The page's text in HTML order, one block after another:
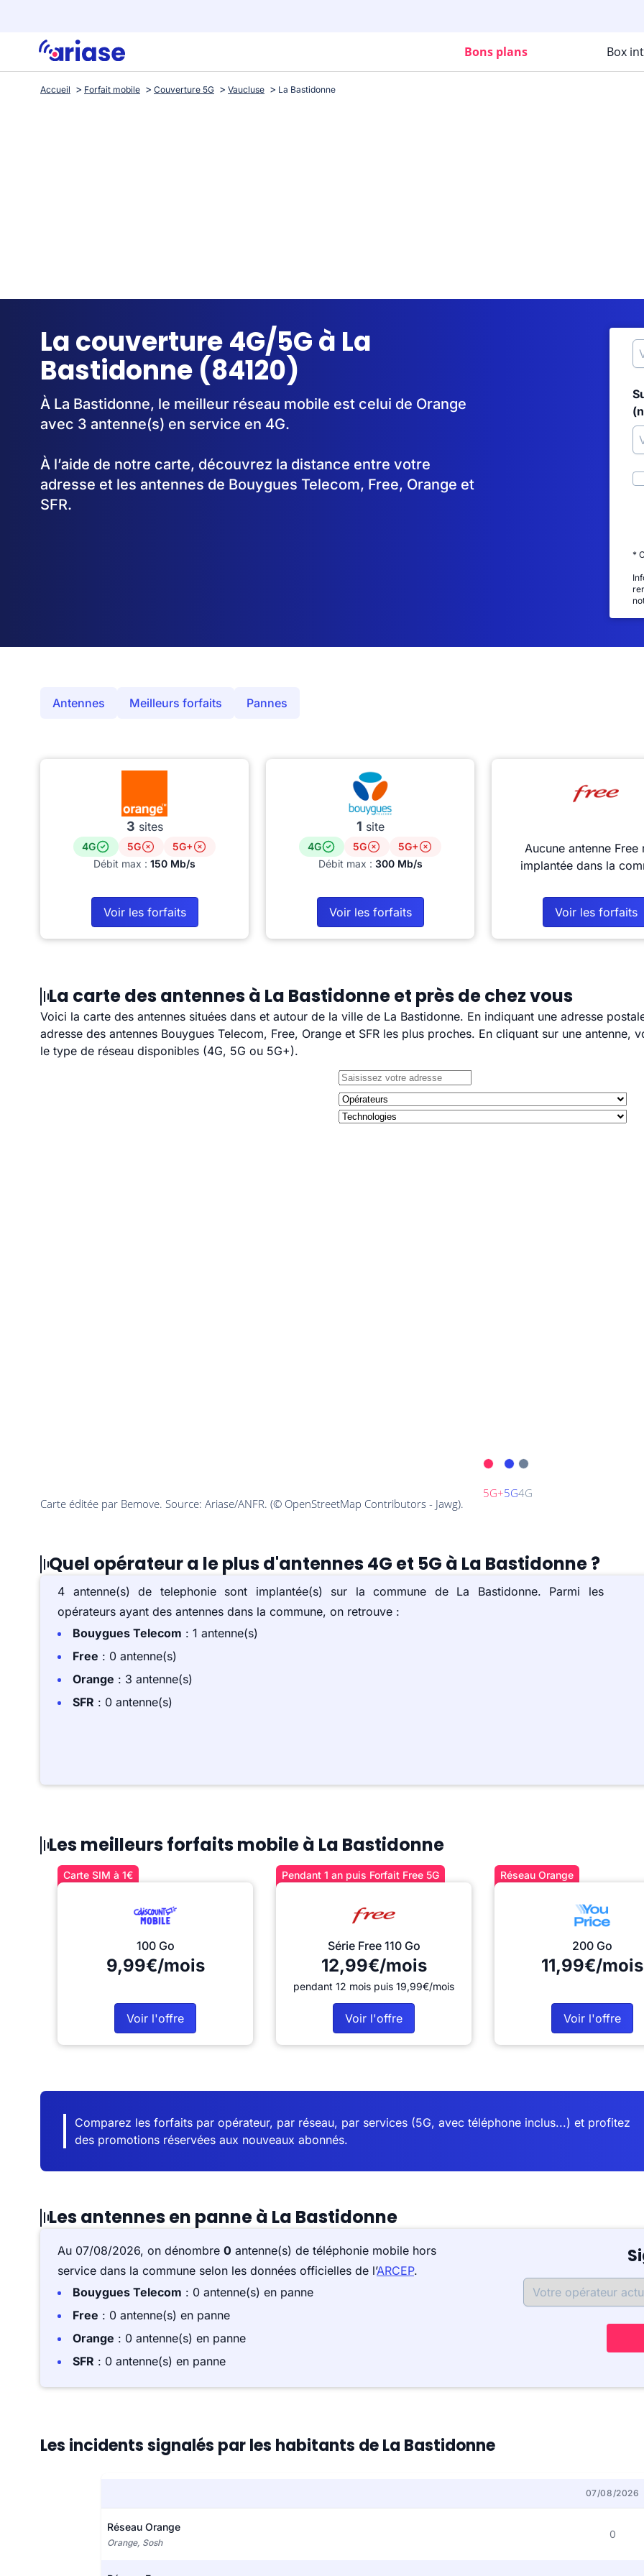
Bons plans Box
Accueil Forfait mobile Couverture 5G Vaucluse La Bastidonne
La couverture 4G/5G à La
Bastidonne (84120)
À La Bastidonne, le meilleur réseau mobile est celui de Orange
avec 3 antenne(s) en service en 4G.
À l’aide de notre carte, découvrez la distance entre votre
adresse et les antennes de Bouygues Telecom, Free, Orange et
SFR.
*
Antennes Meilleurs forfaits Pannes
3 sites
4G 5G
5G+
Débit max : 150 Mb/s
Voir les forfaits
1 site
4G 5G
5G+
Débit max : 300 Mb/s
Voir les forfaits
Aucune antenne Free
implantée dans la
Voir les forfaits
La carte des antennes à La Bastidonne et près de chez vous
Voici la carte des antennes situées dans et autour de la ville de La Bastidonne. En indiquant une adresse
adresse des antennes Bouygues Telecom, Free, Orange et SFR les plus proches. En cliquant sur une
le type de réseau disponibles (4G, 5G ou 5G+).
Quel opérateur a le plus d'antennes 4G et 5G à La Bastidonne ?
4 antenne(s) de telephonie sont implantée(s) sur la commune de La Bastidonne. Parmi les
opérateurs ayant des antennes dans la commune, on retrouve :
Bouygues Telecom : 1 antenne(s)
Free : 0 antenne(s)
Orange : 3 antenne(s)
SFR : 0 antenne(s)
Les meilleurs forfaits mobile à La Bastidonne
Carte SIM à 1€
100 Go
9,99€/mois
Voir l'offre
Pendant 1 an puis Forfait Free 5G
Série Free 110 Go
12,99€/mois
pendant 12 mois puis 19,99€/mois
Voir l'offre
Réseau Orange
200 Go
11,99€/mois
Voir l'offre
Comparez les forfaits par opérateur, par réseau, par services (5G, avec téléphone inclus...) et profitez
des promotions réservées aux nouveaux abonnés.
Les antennes en panne à La Bastidonne
Au 07/08/2026, on dénombre 0 antenne(s) de téléphonie mobile hors
service dans la commune selon les données officielles de l’ARCEP.
Bouygues Telecom : 0 antenne(s) en panne
Free : 0 antenne(s) en panne
Orange : 0 antenne(s) en panne
SFR : 0 antenne(s) en panne
Les incidents signalés par les habitants de La Bastidonne
07/08/2026
Réseau Orange
Orange, Sosh
0